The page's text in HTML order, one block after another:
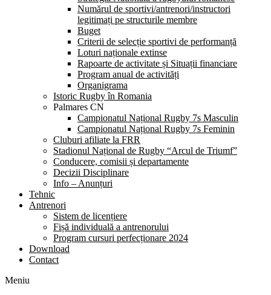
Numărul de sportivi/antrenori/instructori
legitimați pe structurile membre
Buget
Criterii de selecție sportivi de performanță
Loturi naționale extinse
Rapoarte de activitate și Situații financiare
Program anual de activități
Organigrama
Istoric Rugby în Romania
Palmares CN
Campionatul Național Rugby 7s Masculin
Campionatul Național Rugby 7s Feminin
Cluburi afiliate la FRR
Stadionul Național de Rugby “Arcul de Triumf”
Conducere, comisii și departamente
Decizii Disciplinare
Info – Anunțuri
Tehnic
Antrenori
Sistem de licențiere
Fișă individuală a antrenorului
Program cursuri perfecționare 2024
Download
Contact
Meniu